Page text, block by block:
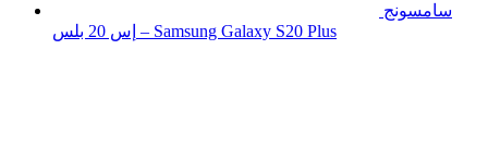
سامسونج
إس 20 بلس – Samsung Galaxy S20 Plus